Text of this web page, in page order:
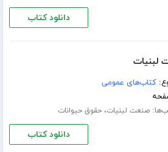
دانلود کتاب
لبنیات
کتاب‌های عمومی
صنعت لبنیات،حقوق حیوانات
دانلود کتاب